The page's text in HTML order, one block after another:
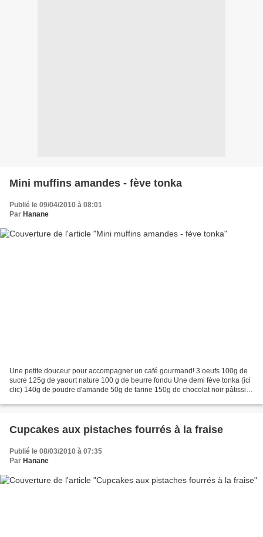
Mini muffins amandes - fève tonka
Publié le 09/04/2010 à 08:01
Par Hanane
Une petite douceur pour accompagner un café gourmand! 3 oeufs 100g de
sucre 125g de yaourt nature 100 g de beurre fondu Une demi fève tonka (ici
clic) 140g de poudre d'amande 50g de farine 150g de chocolat noir pâtissier
Cupcakes aux pistaches fourrés à la fraise
Publié le 08/03/2010 à 07:35
Par Hanane